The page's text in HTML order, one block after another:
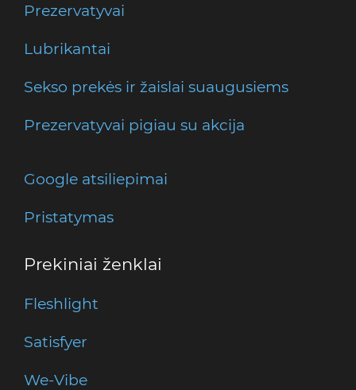
Prezervatyvai
Lubrikantai
Sekso prekės ir žaislai suaugusiems
Prezervatyvai pigiau su akcija
Google atsiliepimai
Pristatymas
Prekiniai ženklai
Fleshlight
Satisfyer
We-Vibe